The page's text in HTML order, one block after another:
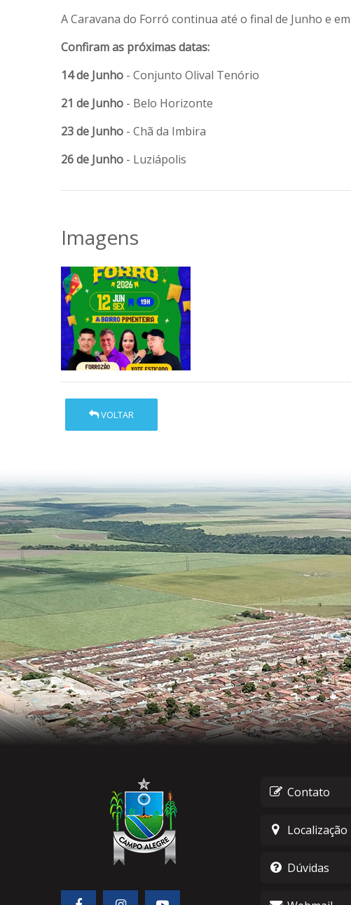
A Caravana do Forró continua até o final de Junho e
Confiram as próximas datas:
14 de Junho - Conjunto Olival Tenório
21 de Junho - Belo Horizonte
23 de Junho - Chã da Imbira
26 de Junho - Luziápolis
Imagens
VOLTAR
Contato
Localização
Dúvidas